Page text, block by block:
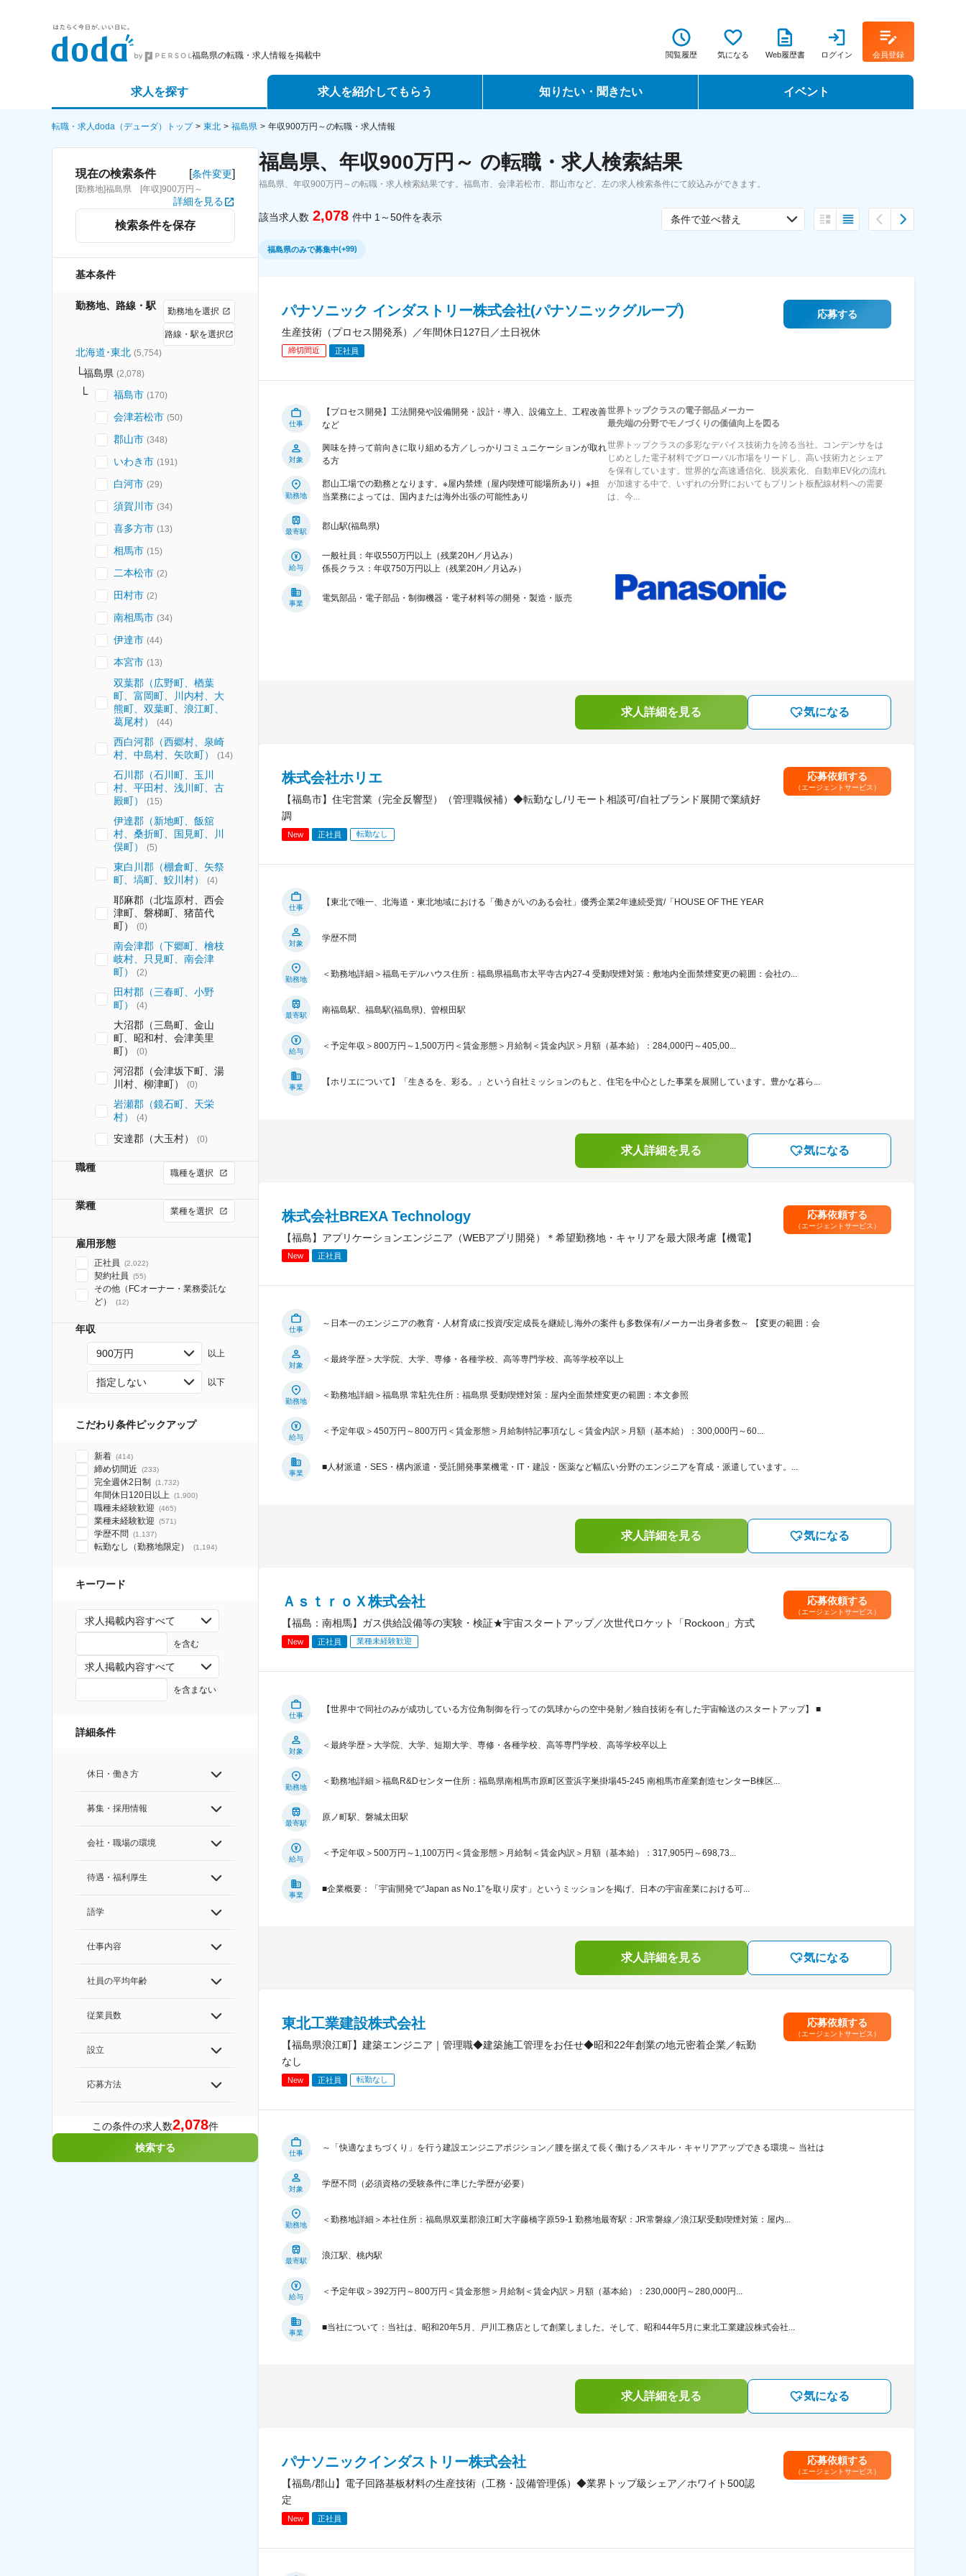
福島県の転職・求人情報を掲載中 閲覧履歴 気になる Web履歴書 ログイン 会員登録
求人を探す
詳細条件から探す
求人特集から探す
求人を紹介してもらう
エージェントサービス
スカウトサービス
知りたい・聞きたい
データで見る転職
イベント
転職・求人doda（デューダ）トップ 東北 福島県 年収900万円～の転職・求人情報
現在の検索条件 [条件変更]
[勤務地]福島県 [年収]900万円～
詳細を見る
検索条件を保存
基本条件
勤務地、路線・駅 勤務地を選択
路線・駅を選択
北海道･東北 (5,754)
福島県 (2,078)
福島市 (170)
会津若松市 (50)
郡山市 (348)
いわき市 (191 )
白河市 (29)
須賀川市 (34)
喜多方市 (13)
相馬市 (15)
二本松市 (2)
田村市 (2)
南相馬市 (34)
伊達市 (44)
本宮市 (13)
双葉郡（広野町、楢葉
町、富岡町、川内村、大
熊町、双葉町、浪江町、
葛尾村）
(44)
西白河郡（西郷村、泉崎
村、中島村、矢吹町）
(14)
石川郡（石川町、玉川
村、平田村、浅川町、古
殿町）
(15)
伊達郡（新地町、飯舘
村、桑折町、国見町、川
俣町）
(5)
東白川郡（棚倉町、矢祭
町、塙町、鮫川村）
(4)
耶麻郡（北塩原村、西会
津町、磐梯町、猪苗代
町）
(0)
南会津郡（下郷町、檜枝
岐村、只見町、南会津
町）
(2)
田村郡（三春町、小野
町）
(4)
大沼郡（三島町、金山
町、昭和村、会津美里
町）
(0)
河沼郡（会津坂下町、湯
川村、柳津町）
(0)
岩瀬郡（鏡石町、天栄
村）
(4)
安達郡（大玉村） (0)
職種 職種を選択
業種 業種を選択
雇用形態
正社員 (2,022)
契約社員 (55)
その他（FCオーナー・業務委託な
ど）
(12)
年収
900万円 以上
指定しない 以下
こだわり条件ピックアップ
新着 (414)
締め切間近 (233)
完全週休2日制 (1,732)
年間休日120日以上 (1,900)
職種未経験歓迎 (465)
業種未経験歓迎 (571)
学歴不問 (1,137)
転勤なし（勤務地限定） (1,194)
キーワード
求人掲載内容すべて
を含む
求人掲載内容すべて
を含まない
詳細条件
休日・働き方
募集・採用情報
会社・職場の環境
待遇・福利厚生
語学
仕事内容
社員の平均年齢
従業員数
設立
応募方法
この条件の求人数2,078件
検索する
福島県、年収900万円～ の転職・求人検索結果
福島県、年収900万円～の転職・求人検索結果です。福島市、会津若松市、郡山市など、左の求人検索条件にて絞込みができます。
該当求人数 2,078 件中 1～50件を表示 条件で並べ替え
福島県のみで募集中(+99)
パナソニック インダストリー株式会社(パナソニックグループ)
生産技術（プロセス開発系）／年間休日127日／土日祝休
締切間近 正社員
応募する
仕事
【プロセス開発】工法開発や設備開発・設計・導入、設備立上、工程改善
など
対象
興味を持って前向きに取り組める方／しっかりコミュニケーションが取れ
る方
勤務地
郡山工場での勤務となります。※屋内禁煙（屋内喫煙可能場所あり）※担
当業務によっては、国内または海外出張の可能性あり
最寄駅
郡山駅(福島県)
給与
一般社員：年収550万円以上（残業20H／月込み）
係長クラス：年収750万円以上（残業20H／月込み）
事業
電気部品・電子部品・制御機器・電子材料等の開発・製造・販売
世界トップクラスの電子部品メーカー
最先端の分野でモノづくりの価値向上を図る
世界トップクラスの多彩なデバイス技術力を誇る当社。コンデンサをは
じめとした電子材料でグローバル市場をリードし、高い技術力とシェア
を保有しています。世界的な高速通信化、脱炭素化、自動車EV化の流れ
が加速する中で、いずれの分野においてもプリント板配線材料への需要
は、今...
求人詳細を見る 気になる
株式会社ホリエ
【福島市】住宅営業（完全反響型）（管理職候補）◆転勤なし/リモート相談可/自社ブランド展開で業績好
調
New 正社員 転勤なし
応募依頼する
（エージェントサービス）
仕事
【東北で唯一、北海道・東北地域における「働きがいのある会社」優秀企業2年連続受賞/「HOUSE OF THE YEAR
対象
学歴不問
勤務地
＜勤務地詳細＞福島モデルハウス住所：福島県福島市太平寺古内27-4 受動喫煙対策：敷地内全面禁煙変更の範囲：会社の...
最寄駅
南福島駅、福島駅(福島県)、曽根田駅
給与
＜予定年収＞800万円～1,500万円＜賃金形態＞月給制＜賃金内訳＞月額（基本給）：284,000円～405,00...
事業
【ホリエについて】「生きるを、彩る。」という自社ミッションのもと、住宅を中心とした事業を展開しています。豊かな暮ら...
求人詳細を見る 気になる
株式会社BREXA Technology
【福島】アプリケーションエンジニア（WEBアプリ開発）＊希望勤務地・キャリアを最大限考慮【機電】
New 正社員
応募依頼する
（エージェントサービス）
仕事
～日本一のエンジニアの教育・人材育成に投資/安定成長を継続し海外の案件も多数保有/メーカー出身者多数～ 【変更の範囲：会
対象
＜最終学歴＞大学院、大学、専修・各種学校、高等専門学校、高等学校卒以上
勤務地
＜勤務地詳細＞福島県 常駐先住所：福島県 受動喫煙対策：屋内全面禁煙変更の範囲：本文参照
給与
＜予定年収＞450万円～800万円＜賃金形態＞月給制特記事項なし＜賃金内訳＞月額（基本給）：300,000円～60...
事業
■人材派遣・SES・構内派遣・受託開発事業機電・IT・建設・医薬など幅広い分野のエンジニアを育成・派遣しています。...
求人詳細を見る 気になる
ＡｓｔｒｏＸ株式会社
【福島：南相馬】ガス供給設備等の実験・検証★宇宙スタートアップ／次世代ロケット「Rockoon」方式
New 正社員 業種未経験歓迎
応募依頼する
（エージェントサービス）
仕事
【世界中で同社のみが成功している方位角制御を行っての気球からの空中発射／独自技術を有した宇宙輸送のスタートアップ】 ■
対象
＜最終学歴＞大学院、大学、短期大学、専修・各種学校、高等専門学校、高等学校卒以上
勤務地
＜勤務地詳細＞福島R&Dセンター住所：福島県南相馬市原町区萱浜字巣掛場45-245 南相馬市産業創造センターB棟区...
最寄駅
原ノ町駅、磐城太田駅
給与
＜予定年収＞500万円～1,100万円＜賃金形態＞月給制＜賃金内訳＞月額（基本給）：317,905円～698,73...
事業
■企業概要：「宇宙開発で“Japan as No.1”を取り戻す」というミッションを掲げ、日本の宇宙産業における可...
求人詳細を見る 気になる
東北工業建設株式会社
【福島県浪江町】建築エンジニア｜管理職◆建築施工管理をお任せ◆昭和22年創業の地元密着企業／転勤
なし
New 正社員 転勤なし
応募依頼する
（エージェントサービス）
仕事
～「快適なまちづくり」を行う建設エンジニアポジション／腰を据えて長く働ける／スキル・キャリアアップできる環境～ 当社は
対象
学歴不問（必須資格の受験条件に準じた学歴が必要）
勤務地
＜勤務地詳細＞本社住所：福島県双葉郡浪江町大字藤橋字原59-1 勤務地最寄駅：JR常磐線／浪江駅受動喫煙対策：屋内...
最寄駅
浪江駅、桃内駅
給与
＜予定年収＞392万円～800万円＜賃金形態＞月給制＜賃金内訳＞月額（基本給）：230,000円～280,000円...
事業
■当社について：当社は、昭和20年5月、戸川工務店として創業しました。そして、昭和44年5月に東北工業建設株式会社...
求人詳細を見る 気になる
パナソニックインダストリー株式会社
【福島/郡山】電子回路基板材料の生産技術（工務・設備管理係）◆業界トップ級シェア／ホワイト500認
定
New 正社員
応募依頼する
（エージェントサービス）